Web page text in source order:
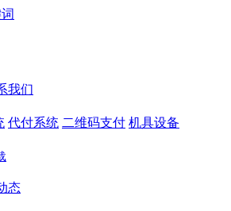
我们
代付系统 二维码支付 机具设备
态